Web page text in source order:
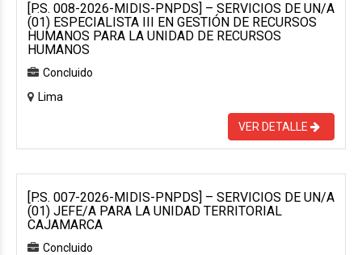
[P.S. 008-2026-MIDIS-PNPDS] – SERVICIOS DE UN/A
(01) ESPECIALISTA III EN GESTIÓN DE RECURSOS
HUMANOS PARA LA UNIDAD DE RECURSOS
HUMANOS
Concluido
Lima
VER DETALLE
[P.S. 007-2026-MIDIS-PNPDS] – SERVICIOS DE UN/A
(01) JEFE/A PARA LA UNIDAD TERRITORIAL
CAJAMARCA
Concluido